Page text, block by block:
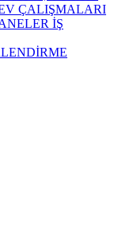
ÇALIŞMALARI
İŞ